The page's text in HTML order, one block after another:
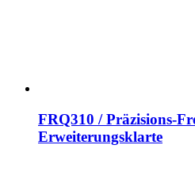
FRQ310 / Präzisions-
Erweiterungsklarte